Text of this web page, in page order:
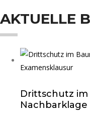
AKTUELLE
Drittschutz
Nachbarklage